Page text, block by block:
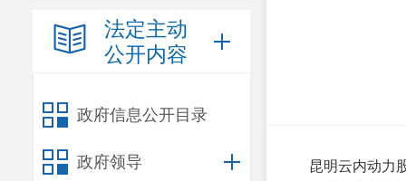
法定主动
公开内容
政府信息公开目录
政府领导
昆明云内动力